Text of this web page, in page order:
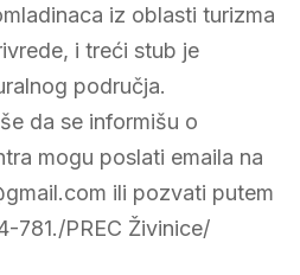
iz oblasti turizma
i treći stub je
područja.
da se informišu o
mogu poslati emaila na
ili pozvati putem
781./PREC Živinice/